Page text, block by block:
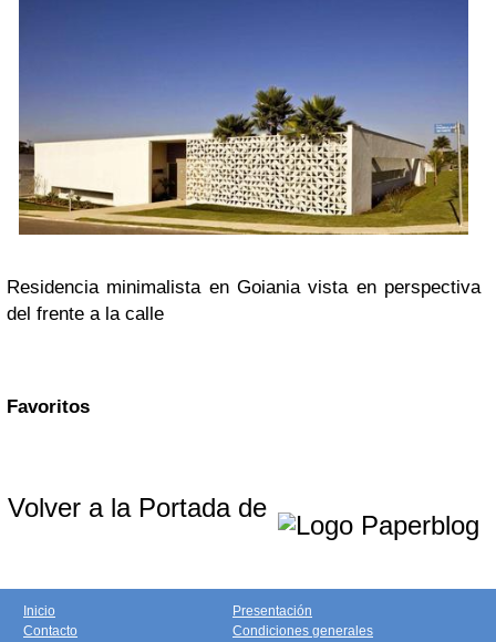
Residencia minimalista en Goiania vista en perspectiva
del frente a la calle
Favoritos
Volver a la Portada de
Inicio
Contacto
Presentación
Condiciones generales